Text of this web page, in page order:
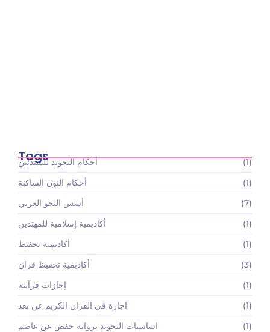
Tags
أحكام التجويد للمبتدئين
(1)
أحكام النون الساكنة
(1)
أسس النحو العربي
(7)
أكاديمية إسلامية للمهتدين
(1)
أكاديمية تحفيظ
(1)
أكاديمية تحفيظ قران
(3)
إجازات قرآنية
(1)
اجازة في القران الكريم عن بعد
(1)
اساسيات التجويد برواية حفص عن عاصم
(1)